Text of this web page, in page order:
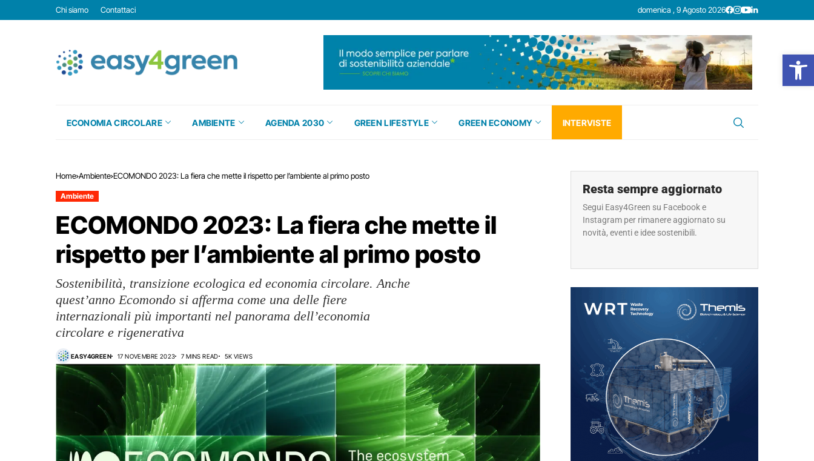
Chi siamo Contattaci domenica , 9 Agosto 2026
ECONOMIA CIRCOLARE AMBIENTE AGENDA 2030 GREEN LIFESTYLE GREEN ECONOMY INTERVISTE
Home Ambiente ECOMONDO 2023: La fiera che mette il rispetto per l’ambiente al primo posto
Ambiente
ECOMONDO 2023: La fiera che mette il
rispetto per l’ambiente al primo posto
Sostenibilità, transizione ecologica ed economia circolare. Anche
quest’anno Ecomondo si afferma come una delle fiere
internazionali più importanti nel panorama dell’economia
circolare e rigenerativa
EASY4GREEN 17 NOVEMBRE 2023 7 MINS READ 5K VIEWS
Resta sempre aggiornato
Segui Easy4Green su Facebook e
Instagram per rimanere aggiornato su
novità, eventi e idee sostenibili.